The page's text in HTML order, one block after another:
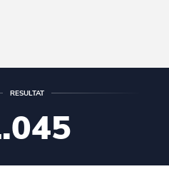
RESULTAT